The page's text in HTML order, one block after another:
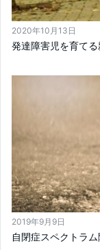
2020年10月13日
発達障害児を育て
2019年9月9日
自閉症スペクトラ